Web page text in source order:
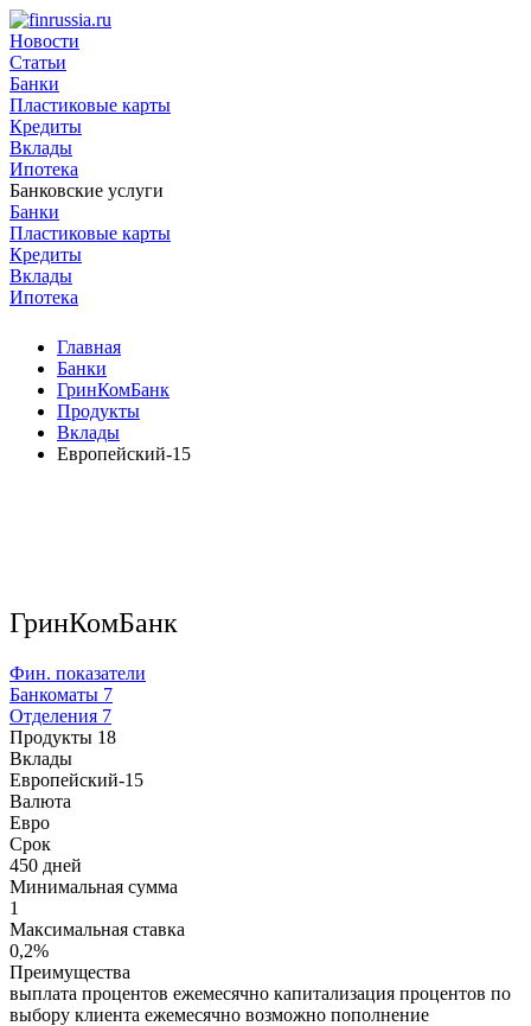
Новости
Статьи
Банки
Пластиковые карты
Кредиты
Вклады
Ипотека
Банковские услуги
Банки
Пластиковые карты
Кредиты
Вклады
Ипотека
Главная
Банки
ГринКомБанк
Продукты
Вклады
Европейский-15
ГринКомБанк
Фин. показатели
Банкоматы 7
Отделения 7
Продукты 18
Вклады
Европейский-15
Валюта
Евро
Срок
450 дней
Минимальная сумма
1
Максимальная ставка
0,2%
Преимущества
выплата процентов ежемесячно капитализация процентов по
выбору клиента ежемесячно возможно пополнение